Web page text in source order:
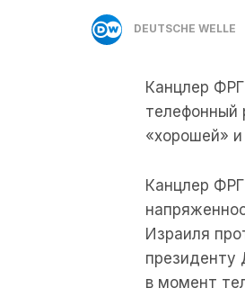
DEUTSCHE WELLE
Канцлер
телефонный
«хорошей»
Канцлер
Израиля
президенту
в момент